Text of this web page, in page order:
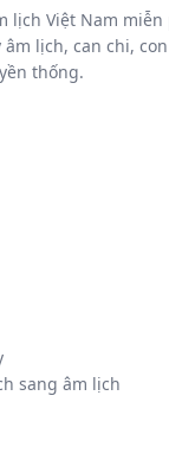
lịch Việt Nam
lịch, can chi,
thống.
sang âm lịch